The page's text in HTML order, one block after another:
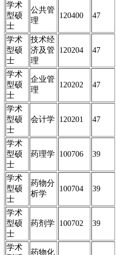
学术
型硕
士
公共管
理
120400 47
学术
型硕
士
技术经
济及管
理
120204 47
学术
型硕
士
企业管
理
120202 47
学术
型硕
士
会计学 120201 47
学术
型硕
士
药理学 100706 39
学术
型硕
士
药物分
析学
100704 39
学术
型硕
士
药剂学 100702 39
学术
药物化